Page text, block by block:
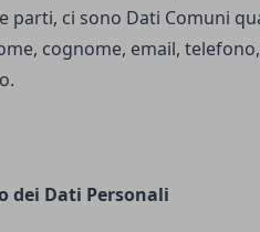
parti, ci sono Dati Comuni
cognome, email, telefono,
dei Dati Personali